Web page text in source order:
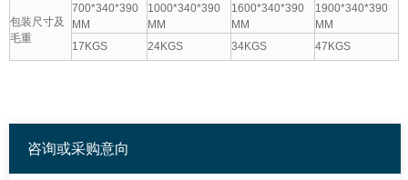
包装尺寸及
毛重
700*340*390
MM
1000*340*390
MM
1600*340*390
MM
1900*340*390
MM
17KGS
24KGS 34KGS 47KGS
咨询或采购意向